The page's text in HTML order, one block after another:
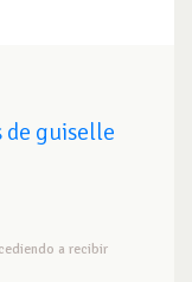
de guiselle
a recibir